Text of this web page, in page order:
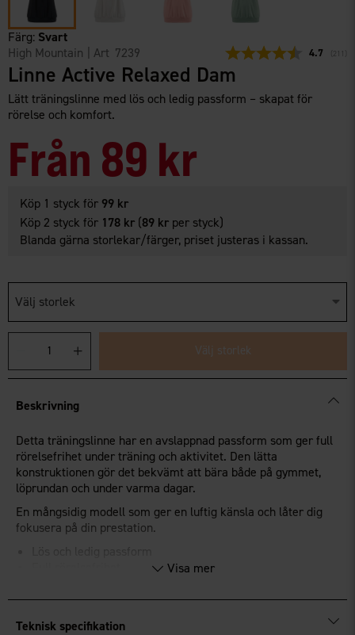
Färg: Svart
High Mountain
| Art 7239 Snittbetyg:
4.7 211
Linne Active Relaxed Dam
Lätt träningslinne med lös och ledig passform – skapat för
rörelse och komfort.
Från 89 kr
Köp 1 styck för 99 kr
Köp 2 styck för 178 kr (89 kr per styck)
Blanda gärna storlekar/färger, priset justeras i kassan.
Välj storlek
Välj storlek
Beskrivning
Detta träningslinne har en avslappnad passform som ger full
rörelsefrihet under träning och aktivitet. Den lätta
konstruktionen gör det bekvämt att bära både på gymmet,
löprundan och under varma dagar.
En mångsidig modell som ger en luftig känsla och låter dig
fokusera på din prestation.
Visa mer
Teknisk specifikation